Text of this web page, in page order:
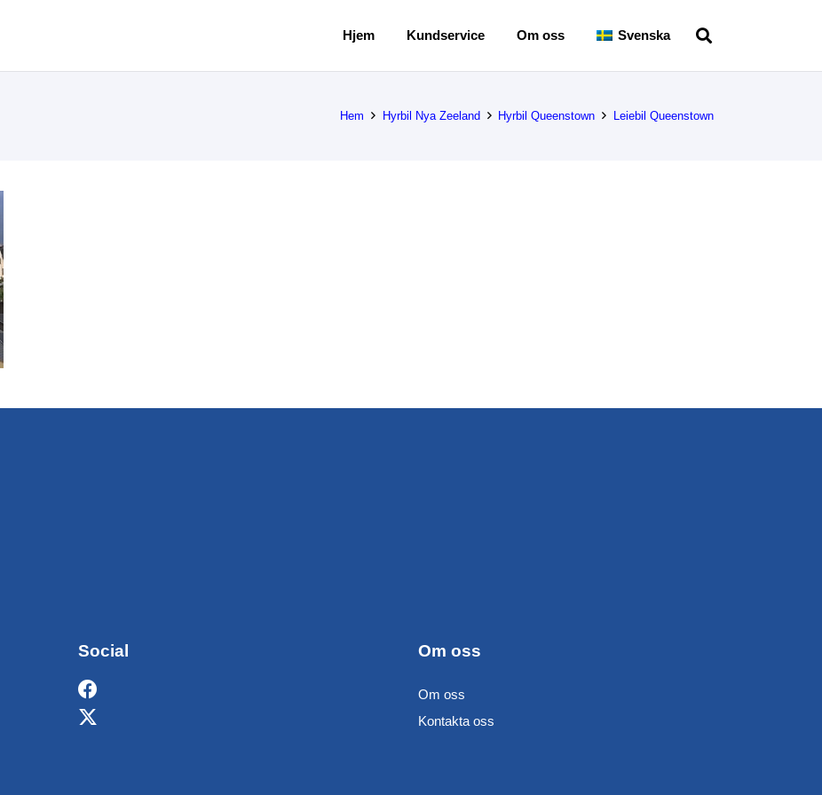
Hjem Kundservice Om oss Svenska
Hem Hyrbil Nya Zeeland Hyrbil Queenstown Leiebil Queenstown
Social Om oss
Om oss
Kontakta oss